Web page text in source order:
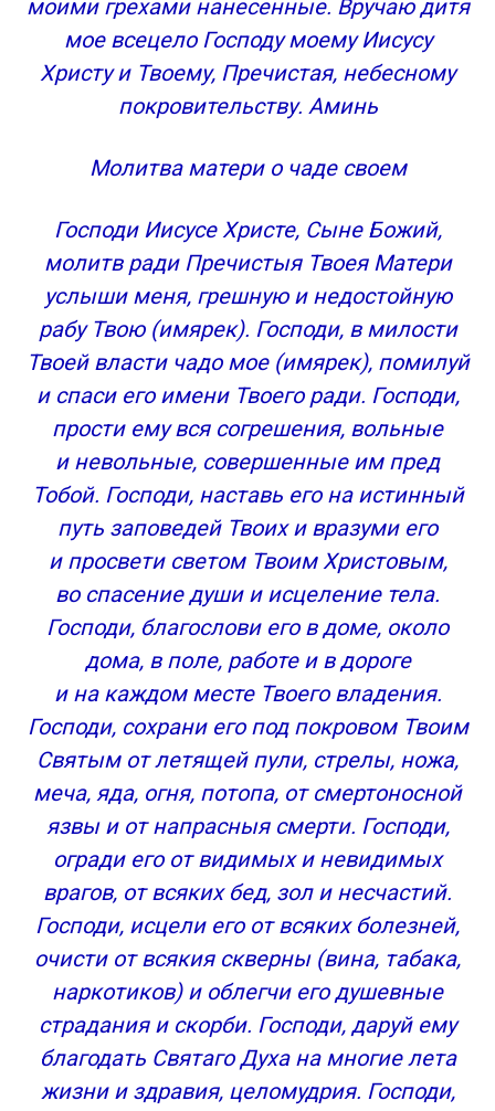
Молитва о вскармливании грудью младенцев
Божией Матери пред иконой
”Млекопитательница”
МОЩНЫЕ молитвы за детей и внуков! Защитите
Молитва родителей за своих детей.
Благословение матери.
Молитва к Божией Матери.
Молитва к Господу Вседержателю за детей.
Мощная молитва, чтобы ребенок выздоровел!
Детские молитвы
Молитвенное правило для детей
Слушать детские молитвы онлайн
Добавить комментарий Отменить ответ
моими грехами нанесенные. Вручаю дитя
мое всецело Господу моему Иисусу
Христу и Твоему, Пречистая, небесному
покровительству. Аминь
Молитва матери о чаде своем
Господи Иисусе Христе, Сыне Божий,
молитв ради Пречистыя Твоея Матери
услыши меня, грешную и недостойную
рабу Твою (имярек). Господи, в милости
Твоей власти чадо мое (имярек), помилуй
и спаси его имени Твоего ради. Господи,
прости ему вся согрешения, вольные
и невольные, совершенные им пред
Тобой. Господи, наставь его на истинный
путь заповедей Твоих и вразуми его
и просвети светом Твоим Христовым,
во спасение души и исцеление тела.
Господи, благослови его в доме, около
дома, в поле, работе и в дороге
и на каждом месте Твоего владения.
Господи, сохрани его под покровом Твоим
Святым от летящей пули, стрелы, ножа,
меча, яда, огня, потопа, от смертоносной
язвы и от напрасныя смерти. Господи,
огради его от видимых и невидимых
врагов, от всяких бед, зол и несчастий.
Господи, исцели его от всяких болезней,
очисти от всякия скверны (вина, табака,
наркотиков) и облегчи его душевные
страдания и скорби. Господи, даруй ему
благодать Святаго Духа на многие лета
жизни и здравия, целомудрия. Господи,